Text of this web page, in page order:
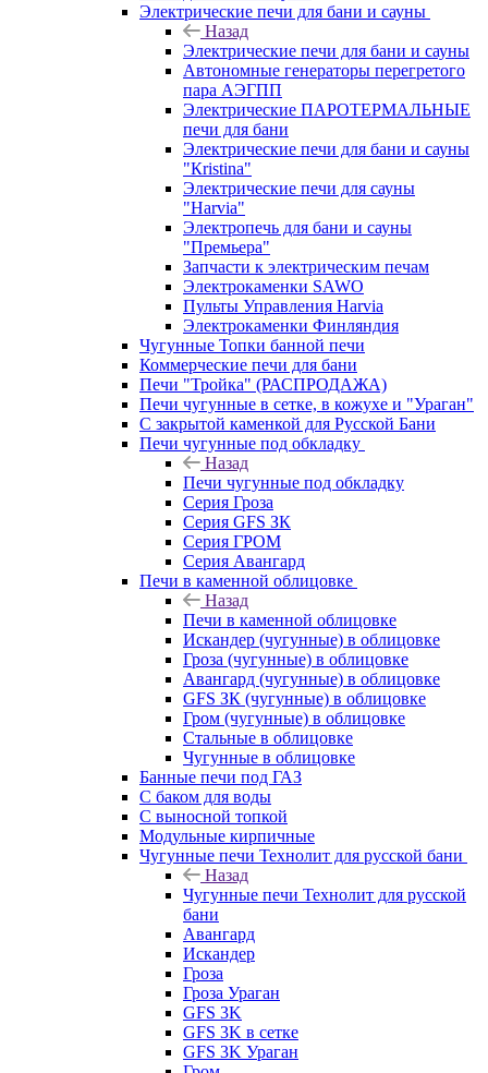
Электрические печи для бани и сауны
Назад
Электрические печи для бани и сауны
Автономные генераторы перегретого
пара АЭГПП
Электрические ПАРОТЕРМАЛЬНЫЕ
печи для бани
Электрические печи для бани и сауны
"Кristina"
Электрические печи для сауны
"Harvia"
Электропечь для бани и сауны
"Премьера"
Запчасти к электрическим печам
Электрокаменки SAWO
Пульты Управления Harvia
Электрокаменки Финляндия
Чугунные Топки банной печи
Коммерческие печи для бани
Печи "Тройка" (РАСПРОДАЖА)
Печи чугунные в сетке, в кожухе и "Ураган"
С закрытой каменкой для Русской Бани
Печи чугунные под обкладку
Назад
Печи чугунные под обкладку
Серия Гроза
Серия GFS ЗК
Серия ГРОМ
Серия Авангард
Печи в каменной облицовке
Назад
Печи в каменной облицовке
Искандер (чугунные) в облицовке
Гроза (чугунные) в облицовке
Авангард (чугунные) в облицовке
GFS ЗК (чугунные) в облицовке
Гром (чугунные) в облицовке
Стальные в облицовке
Чугунные в облицовке
Банные печи под ГАЗ
С баком для воды
С выносной топкой
Модульные кирпичные
Чугунные печи Технолит для русской бани
Назад
Чугунные печи Технолит для русской
бани
Авангард
Искандер
Гроза
Гроза Ураган
GFS 3K
GFS 3K в сетке
GFS 3K Ураган